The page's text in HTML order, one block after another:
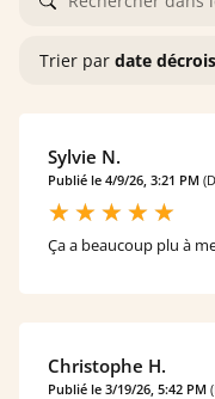
Trier par date
Sylvie N.
Publié le 4/9/26, 3:21 PM
Ça a beaucoup plu à
Christophe H.
Publié le 3/19/26, 5:42 PM